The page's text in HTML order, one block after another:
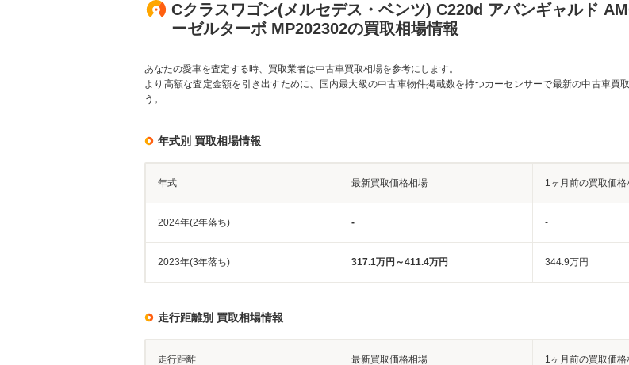
Cクラスワゴン(メルセデス・ベンツ) C220d アバンギャルド
ーゼルターボ MP202302の買取相場情報
あなたの愛車を査定する時、買取業者は中古車買取相場を参考にします。
より高額な査定金額を引き出すために、国内最大級の中古車物件掲載数を持つカーセンサーで最新の中古車買
う。
年式別 買取相場情報
年式 最新買取価格相場 1ヶ月前の買取価格
2024年(2年落ち) - -
2023年(3年落ち) 317.1万円～411.4万円 344.9万円
走行距離別 買取相場情報
走行距離 最新買取価格相場 1ヶ月前の買取価格